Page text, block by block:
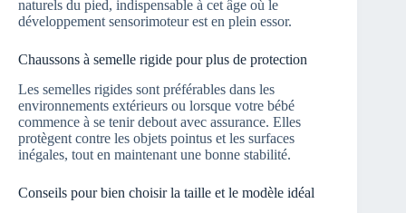
naturels du pied, indispensable à cet âge où le
développement sensorimoteur est en plein essor.
Chaussons à semelle rigide pour plus de protection
Les semelles rigides sont préférables dans les
environnements extérieurs ou lorsque votre bébé
commence à se tenir debout avec assurance. Elles
protègent contre les objets pointus et les surfaces
inégales, tout en maintenant une bonne stabilité.
Conseils pour bien choisir la taille et le modèle idéal